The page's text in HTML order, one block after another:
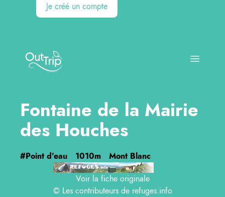
Je créé un compte
Outtrip
Open
Fontaine de la Mairie
des Houches
#Point d'eau 1010m
Mont Blanc
Voir la fiche originale
© Les contributeurs de refuges.info